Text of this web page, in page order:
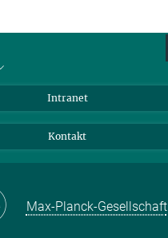
Intranet
Kontakt
Max-Planck-Gesellschaft